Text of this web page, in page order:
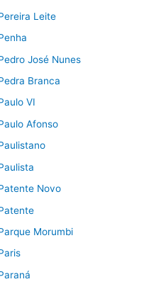
Leite
José Nunes
Branca
VI
Afonso
Novo
Morumbi